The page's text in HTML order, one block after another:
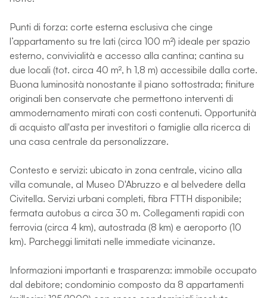
Punti di forza: corte esterna esclusiva che cinge
l’appartamento su tre lati (circa 100 m²) ideale per spazio
esterno, convivialità e accesso alla cantina; cantina su
due locali (tot. circa 40 m², h 1,8 m) accessibile dalla corte.
Buona luminosità nonostante il piano sottostrada; finiture
originali ben conservate che permettono interventi di
ammodernamento mirati con costi contenuti. Opportunità
di acquisto all'asta per investitori o famiglie alla ricerca di
una casa centrale da personalizzare.
Contesto e servizi: ubicato in zona centrale, vicino alla
villa comunale, al Museo D'Abruzzo e al belvedere della
Civitella. Servizi urbani completi, fibra FTTH disponibile;
fermata autobus a circa 30 m. Collegamenti rapidi con
ferrovia (circa 4 km), autostrada (8 km) e aeroporto (10
km). Parcheggi limitati nelle immediate vicinanze.
Informazioni importanti e trasparenza: immobile occupato
dal debitore; condominio composto da 8 appartamenti